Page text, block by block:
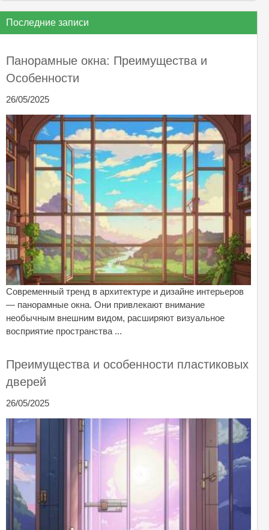
Последние записи
Панорамные окна: Преимущества и
Особенности
26/05/2025
Современный тренд в архитектуре и дизайне интерьеров
— панорамные окна. Они привлекают внимание
необычным внешним видом, расширяют визуальное
восприятие пространства ...
Преимущества и особенности пластиковых
дверей
26/05/2025